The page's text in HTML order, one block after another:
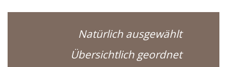
Natürlich ausgewählt
Übersichtlich geordnet